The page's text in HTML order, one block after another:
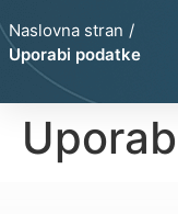
Naslovna stran /
Uporabi podatke